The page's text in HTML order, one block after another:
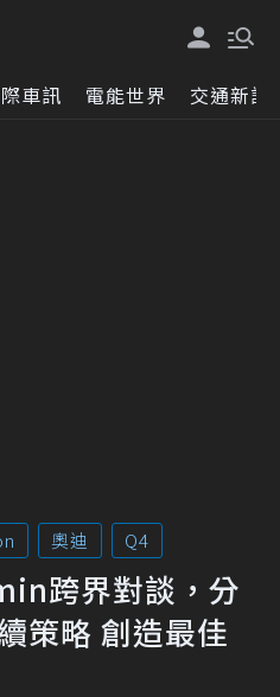
車訊 電能世界 交通新訊
奧迪 Q4
跨界對談，分
策略 創造最佳